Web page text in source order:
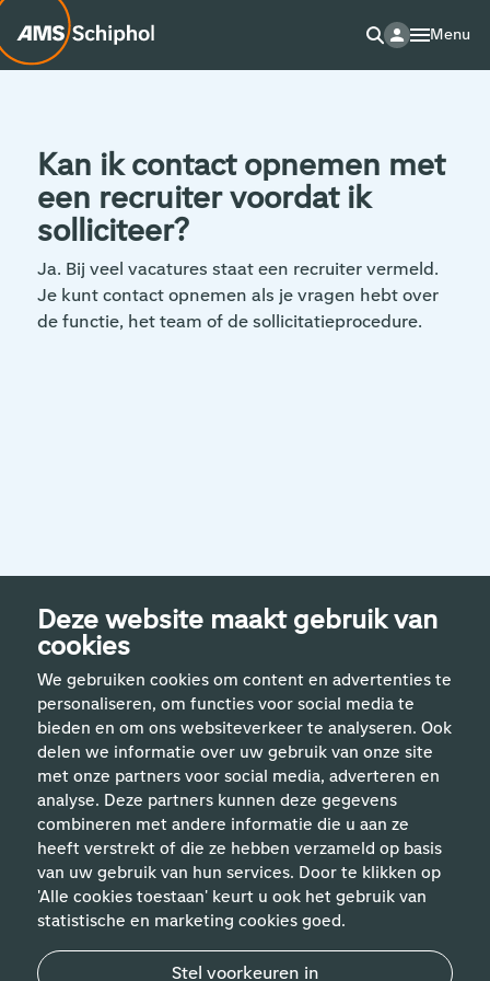
Deze website maakt gebruik van
cookies
We gebruiken cookies om content en advertenties te
personaliseren, om functies voor social media te
bieden en om ons websiteverkeer te analyseren. Ook
delen we informatie over uw gebruik van onze site
met onze partners voor social media, adverteren en
analyse. Deze partners kunnen deze gegevens
combineren met andere informatie die u aan ze
heeft verstrekt of die ze hebben verzameld op basis
van uw gebruik van hun services. Door te klikken op
'Alle cookies toestaan' keurt u ook het gebruik van
statistische en marketing cookies goed.
Stel voorkeuren in
Menu
Kan ik contact opnemen met
een recruiter voordat ik
solliciteer?
Ja. Bij veel vacatures staat een recruiter vermeld.
Je kunt contact opnemen als je vragen hebt over
de functie, het team of de sollicitatieprocedure.
Handige links
Vakgebieden
Contact